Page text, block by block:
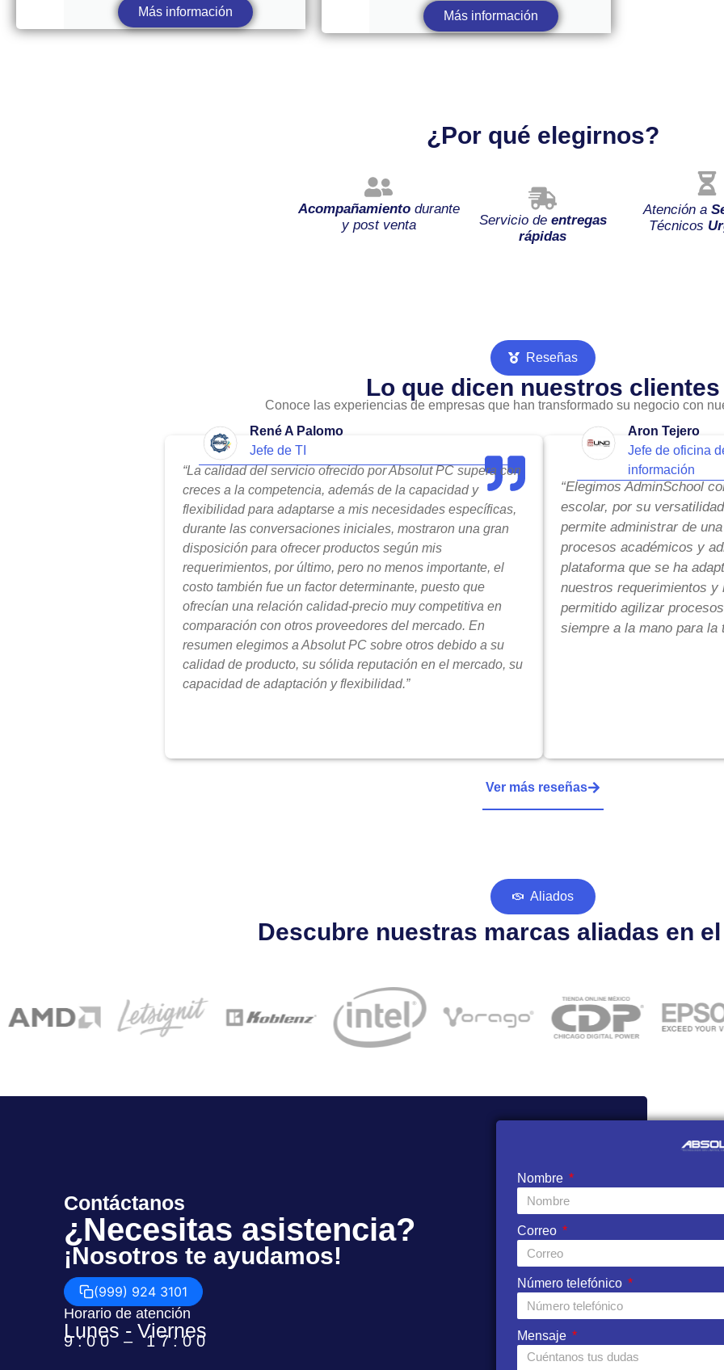
Más información
Más información
¿Por qué elegirnos?
Acompañamientodurante
y post venta
Servicio de entregas
rápidas
Atención a
Técnicos
Reseñas
Lo que dicen nuestros clientes
Conoce las experiencias de empresas que han transformado su negocio con
René A Palomo
Jefe de TI
“La calidad del servicio ofrecido por Absolut PC supera con
creces a la competencia, además de la capacidad y
flexibilidad para adaptarse a mis necesidades específicas,
durante las conversaciones iniciales, mostraron una gran
disposición para ofrecer productos según mis
requerimientos, por último, pero no menos importante, el
costo también fue un factor determinante, puesto que
ofrecían una relación calidad-precio muy competitiva en
comparación con otros proveedores del mercado. En
resumen elegimos a Absolut PC sobre otros debido a su
calidad de producto, su sólida reputación en el mercado, su
capacidad de adaptación y flexibilidad.”
Aron Tejero
Jefe de oficina
información
“Elegimos AdminSchool
escolar, por su
permite administrar de
procesos académicos y
plataforma que se ha
nuestros requerimientos y
permitido agilizar
siempre a la mano para la
Ver más reseñas
Aliados
Descubre nuestras marcas aliadas en
Nombre
Correo
Número telefónico
Mensaje
Contáctanos
¿Necesitas asistencia?
¡Nosotros te ayudamos!
(999) 924 3101
Horario de atención
Lunes - Viernes
9:00 – 17:00